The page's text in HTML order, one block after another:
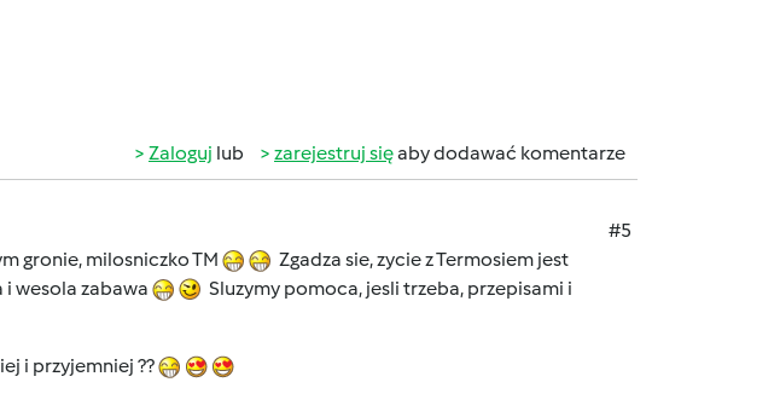
Zaloguj lub zarejestruj sięaby dodawać komentarze
#5
gronie, milosniczko TM
Zgadza sie, zycie z Termosiem jest
i wesola zabawa
Sluzymy pomoca, jesli trzeba, przepisami i
i przyjemniej ??